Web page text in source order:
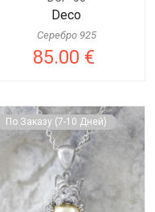
Deco
Серебро 925
85.00 €
По Заказу (7-10 Дней)